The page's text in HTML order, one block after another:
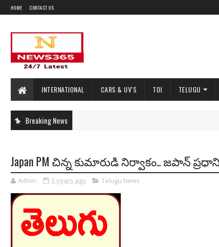
HOME CONTACT US
INTERNATIONAL CARS & UV'S TOI TELUGU
Breaking News
Japan PM చిన్న కుమారుడి నిర్వాకం.. జపాన్
Admin 3 years ago Telugu News